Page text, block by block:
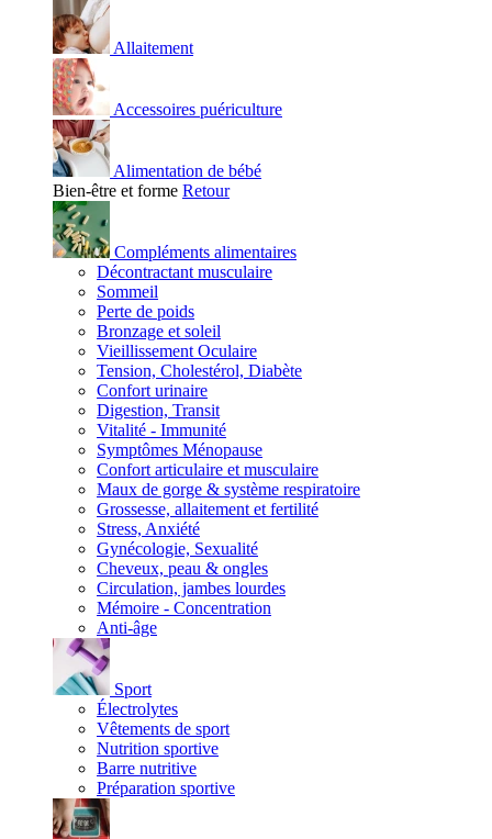
Allaitement
Accessoires puériculture
Alimentation de bébé
Bien-être et forme Retour
Compléments alimentaires
Décontractant musculaire
Sommeil
Perte de poids
Bronzage et soleil
Vieillissement Oculaire
Tension, Cholestérol, Diabète
Confort urinaire
Digestion, Transit
Vitalité - Immunité
Symptômes Ménopause
Confort articulaire et musculaire
Maux de gorge & système respiratoire
Grossesse, allaitement et fertilité
Stress, Anxiété
Gynécologie, Sexualité
Cheveux, peau & ongles
Circulation, jambes lourdes
Mémoire - Concentration
Anti-âge
Sport
Électrolytes
Vêtements de sport
Nutrition sportive
Barre nutritive
Préparation sportive